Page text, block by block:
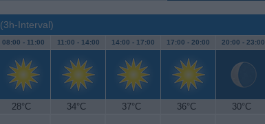
(3h-Interval)
08:00 - 11:00 11:00 - 14:00 14:00 - 17:00 17:00 - 20:00 20:00 - 23:00
28°C 34°C 37°C 36°C 30°C